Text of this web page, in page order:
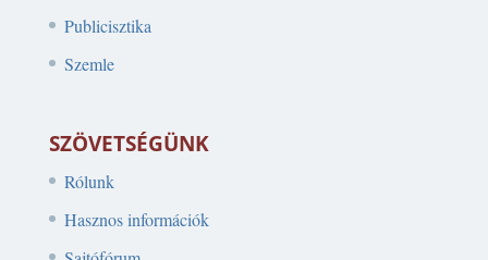
Publicisztika
Szemle
SZÖVETSÉGÜNK
Rólunk
Hasznos információk